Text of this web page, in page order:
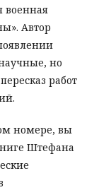
военная
Автор
но
работ
номере, вы
Штефана